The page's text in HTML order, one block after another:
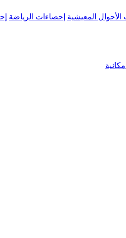
الأحوال المعيشية إحصاءات الرياضة